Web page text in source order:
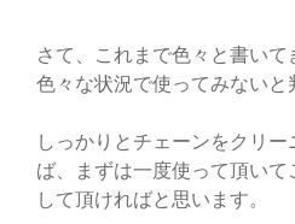
さて、これまで色々と書い
色々な状況で使ってみないと
しっかりとチェーンをクリ
ば、まずは一度使って頂い
して頂ければと思います。